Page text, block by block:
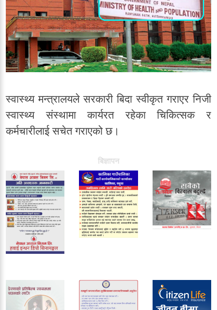
स्वास्थ्य मन्त्रालयले सरकारी बिदा स्वीकृत गराएर निजी
स्वास्थ्य संस्थामा कार्यरत रहेका चिकित्सक र
कर्मचारीलाई सचेत गराएको छ।
बिज्ञापन